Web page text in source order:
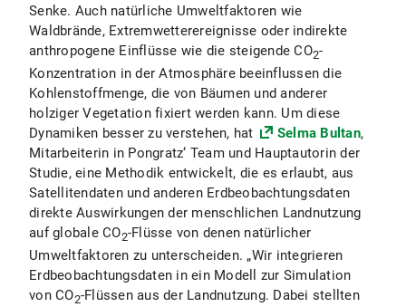
Senke. Auch natürliche Umweltfaktoren wie
Waldbrände, Extremwetterereignisse oder indirekte
anthropogene Einflüsse wie die steigende CO2-
Konzentration in der Atmosphäre beeinflussen die
Kohlenstoffmenge, die von Bäumen und anderer
holziger Vegetation fixiert werden kann. Um diese
Dynamiken besser zu verstehen, hat
Selma Bultan,
Mitarbeiterin in Pongratz‘ Team und Hauptautorin der
Studie, eine Methodik entwickelt, die es erlaubt, aus
Satellitendaten und anderen Erdbeobachtungsdaten
direkte Auswirkungen der menschlichen Landnutzung
auf globale CO2-Flüsse von denen natürlicher
Umweltfaktoren zu unterscheiden. „Wir integrieren
Erdbeobachtungsdaten in ein Modell zur Simulation
von CO2-Flüssen aus der Landnutzung. Dabei stellten